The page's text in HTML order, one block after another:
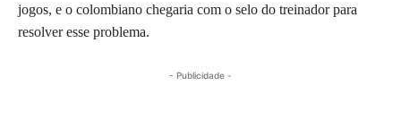
jogos, e o colombiano chegaria com o selo do treinador para
resolver esse problema.
- Publicidade -